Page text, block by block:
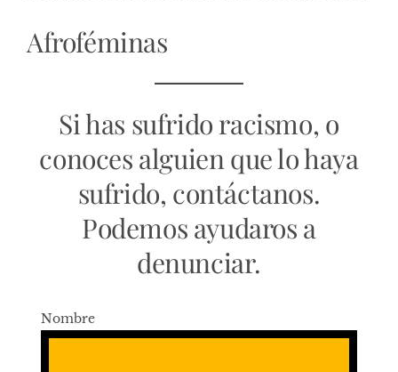
Afroféminas
Si has sufrido racismo, o
conoces alguien que lo haya
sufrido, contáctanos.
Podemos ayudaros a
denunciar.
Nombre